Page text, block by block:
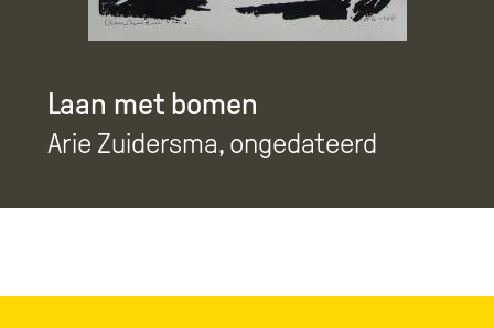
Laan met bomen
Arie Zuidersma, ongedateerd